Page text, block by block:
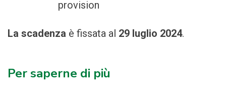
provision
La scadenza è fissata al 29 luglio 2024.
Per saperne di più